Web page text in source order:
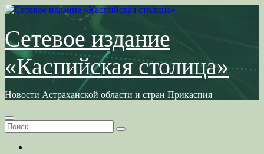
Перейти
содержимому
Сетевое издание
«Каспийская столица»
Новости Астраханской области и стран Прикаспия